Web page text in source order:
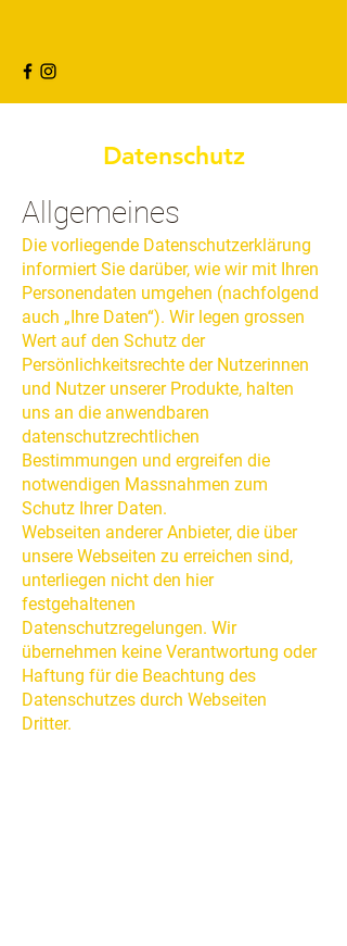
Datenschutz
Allgemeines
Die vorliegende Datenschutzerklärung
informiert Sie darüber, wie wir mit Ihren
Personendaten umgehen (nachfolgend
auch „Ihre Daten“). Wir legen grossen
Wert auf den Schutz der
Persönlichkeitsrechte der Nutzerinnen
und Nutzer unserer Produkte, halten
uns an die anwendbaren
datenschutzrechtlichen
Bestimmungen und ergreifen die
notwendigen Massnahmen zum
Schutz Ihrer Daten.
Webseiten anderer Anbieter, die über
unsere Webseiten zu erreichen sind,
unterliegen nicht den hier
festgehaltenen
Datenschutzregelungen. Wir
übernehmen keine Verantwortung oder
Haftung für die Beachtung des
Datenschutzes durch Webseiten
Dritter.